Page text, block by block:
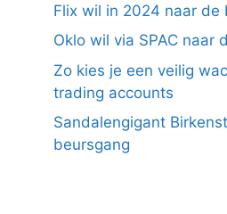
Flix wil in 2024 naar de
Oklo wil via SPAC naar
Zo kies je een veilig
trading accounts
Sandalengigant
beursgang